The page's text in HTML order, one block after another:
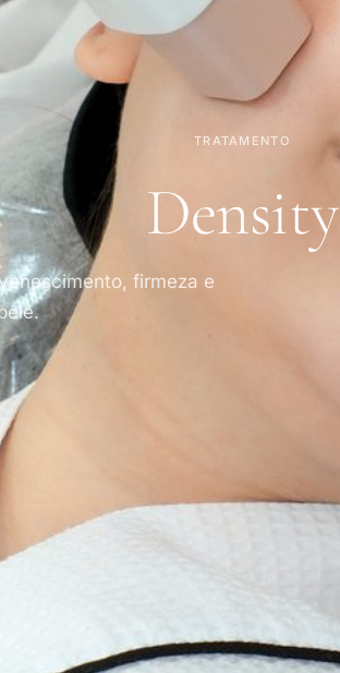
TRATAMENTO
Density
firmeza e